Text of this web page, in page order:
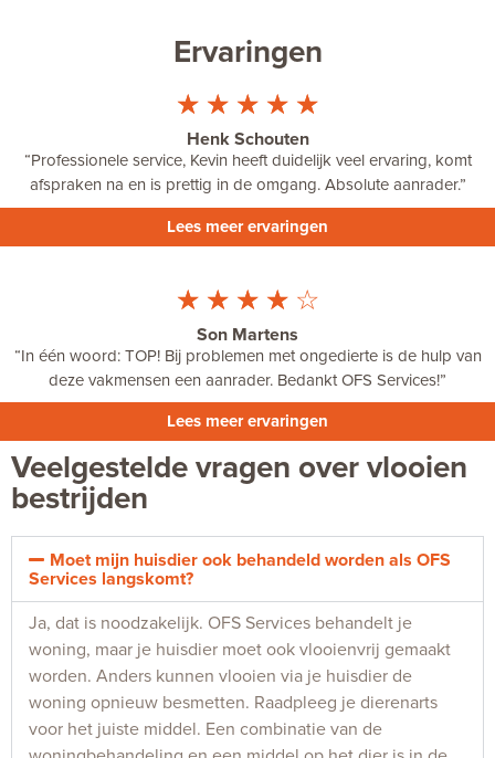
Ervaringen
☆ ☆ ☆ ☆ ☆
Henk Schouten
“Professionele service, Kevin heeft duidelijk veel ervaring, komt
afspraken na en is prettig in de omgang. Absolute aanrader.”
Lees meer ervaringen
☆ ☆ ☆ ☆ ☆
Son Martens
“In één woord: TOP! Bij problemen met ongedierte is de hulp van
deze vakmensen een aanrader. Bedankt OFS Services!”
Lees meer ervaringen
Veelgestelde vragen over vlooien
bestrijden
Moet mijn huisdier ook behandeld worden als OFS
Services langskomt?
Ja, dat is noodzakelijk. OFS Services behandelt je
woning, maar je huisdier moet ook vlooienvrij gemaakt
worden. Anders kunnen vlooien via je huisdier de
woning opnieuw besmetten. Raadpleeg je dierenarts
voor het juiste middel. Een combinatie van de